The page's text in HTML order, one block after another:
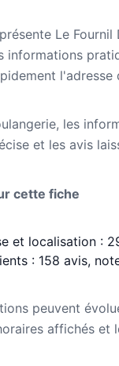
Le
informations
l'adresse
les
et les avis
cette fiche
et localisation :
: 158 avis,
peuvent
affichés et